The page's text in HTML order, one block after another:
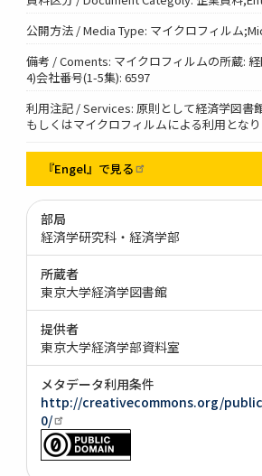
公開方法 / Media Type: マイクロフィルム
備考 / Coments: マイクロフィルムの所蔵:
4)会社番号(1-5集): 6597
利用注記 / Services: 原則として経済学図書
もしくはマイクロフィルムによる利用とな
『Engel』で見る
部局
経済学研究科・経済学部
所蔵者
東京大学経済学図書館
提供者
東京大学経済学部資料室
メタデータ利用条件
http://creativecommons.org/
0/